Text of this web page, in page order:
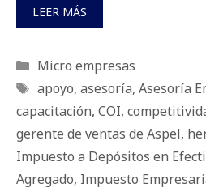
LEER MÁS
Categorías
Micro empresas
Etiquetas
apoyo, asesoría, Asesoría
capacitación, COI,
gerente de ventas de Aspel,
Impuesto a Depósitos en
Agregado, Impuesto